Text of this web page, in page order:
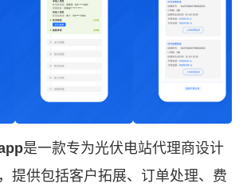
是一款专为光伏电站代理商设计
提供包括客户拓展、订单处理、费